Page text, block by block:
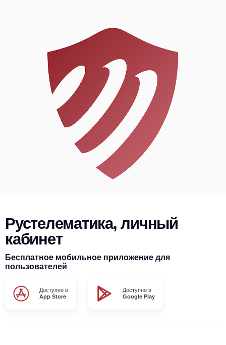
Рустелематика, личный
кабинет
Бесплатное мобильное приложение для
пользователей
Доступно в
App Store
Доступно в
Google Play